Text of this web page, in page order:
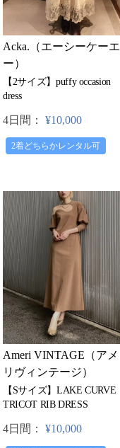
Acka.（エーシーケーエ
ー）
【2サイズ】puffy occasion
dress
4日間： ¥10,000
2着どちらかレンタル可
Ameri VINTAGE（アメ
リヴィンテージ）
【Sサイズ】LAKE CURVE
TRICOT RIB DRESS
4日間： ¥10,000